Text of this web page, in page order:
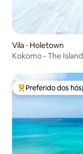
Vila ⋅ Holetown
Kokomo - The
Entre os melhores
Preferido dos